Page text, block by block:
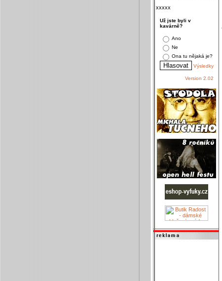
xxxxx
Už jste byli v
kavárně?
Ano
Ne
Ona tu nějaká je?
Výsledky
Version 2.02